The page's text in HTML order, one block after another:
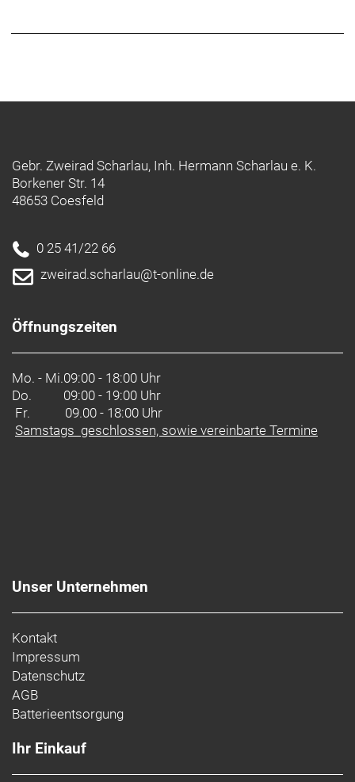
Gebr. Zweirad Scharlau, Inh. Hermann Scharlau e. K.
Borkener Str. 14
48653 Coesfeld
0 25 41/22 66
zweirad.scharlau@t-online.de
Öffnungszeiten
Mo. - Mi.09:00 - 18:00 Uhr
Do.
09:00 - 19:00 Uhr
Fr. 09.00 - 18:00 Uhr
Samstags geschlossen, sowie vereinbarte Termine
Unser Unternehmen
Kontakt
Impressum
Datenschutz
AGB
Batterieentsorgung
Ihr Einkauf